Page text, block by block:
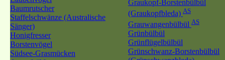
Baumrutscher
Staffelschwänze (Australische
Sänger)
Honigfresser
Borstenvögel
Südsee-Grasmücken
Graukopf-Borstenbülbül
(Graukopfbleda) AS
Grauwangenbülbül AS
Grünbülbül
Grünflügelbülbül
Grünschwanz-Borstenbülbül